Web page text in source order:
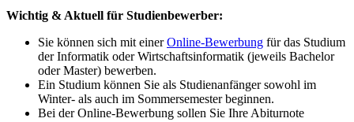
Wichtig & Aktuell für Studienbewerber:
Sie können sich mit einerOnline-Bewerbung für das Studium
der Informatik oder Wirtschaftsinformatik (jeweils Bachelor
oder Master) bewerben.
Ein Studium können Sie als Studienanfänger sowohl im
Winter- als auch im Sommersemester beginnen.
Bei der Online-Bewerbung sollen Sie Ihre Abiturnote